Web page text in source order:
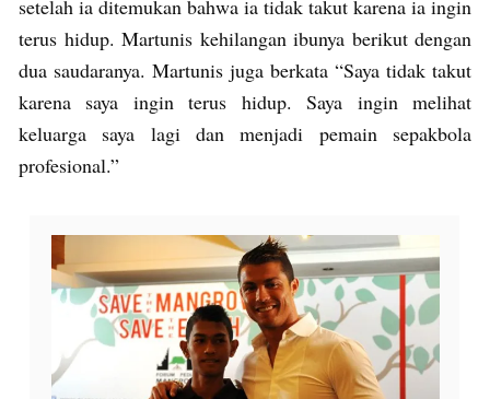
setelah ia ditemukan bahwa ia tidak takut karena ia ingin
terus hidup. Martunis kehilangan ibunya berikut dengan
dua saudaranya. Martunis juga berkata “Saya tidak takut
karena saya ingin terus hidup. Saya ingin melihat
keluarga saya lagi dan menjadi pemain sepakbola
profesional.”